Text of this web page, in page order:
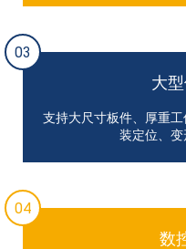
03
大
支持大尺寸板件、厚重
装定位、变
04
数